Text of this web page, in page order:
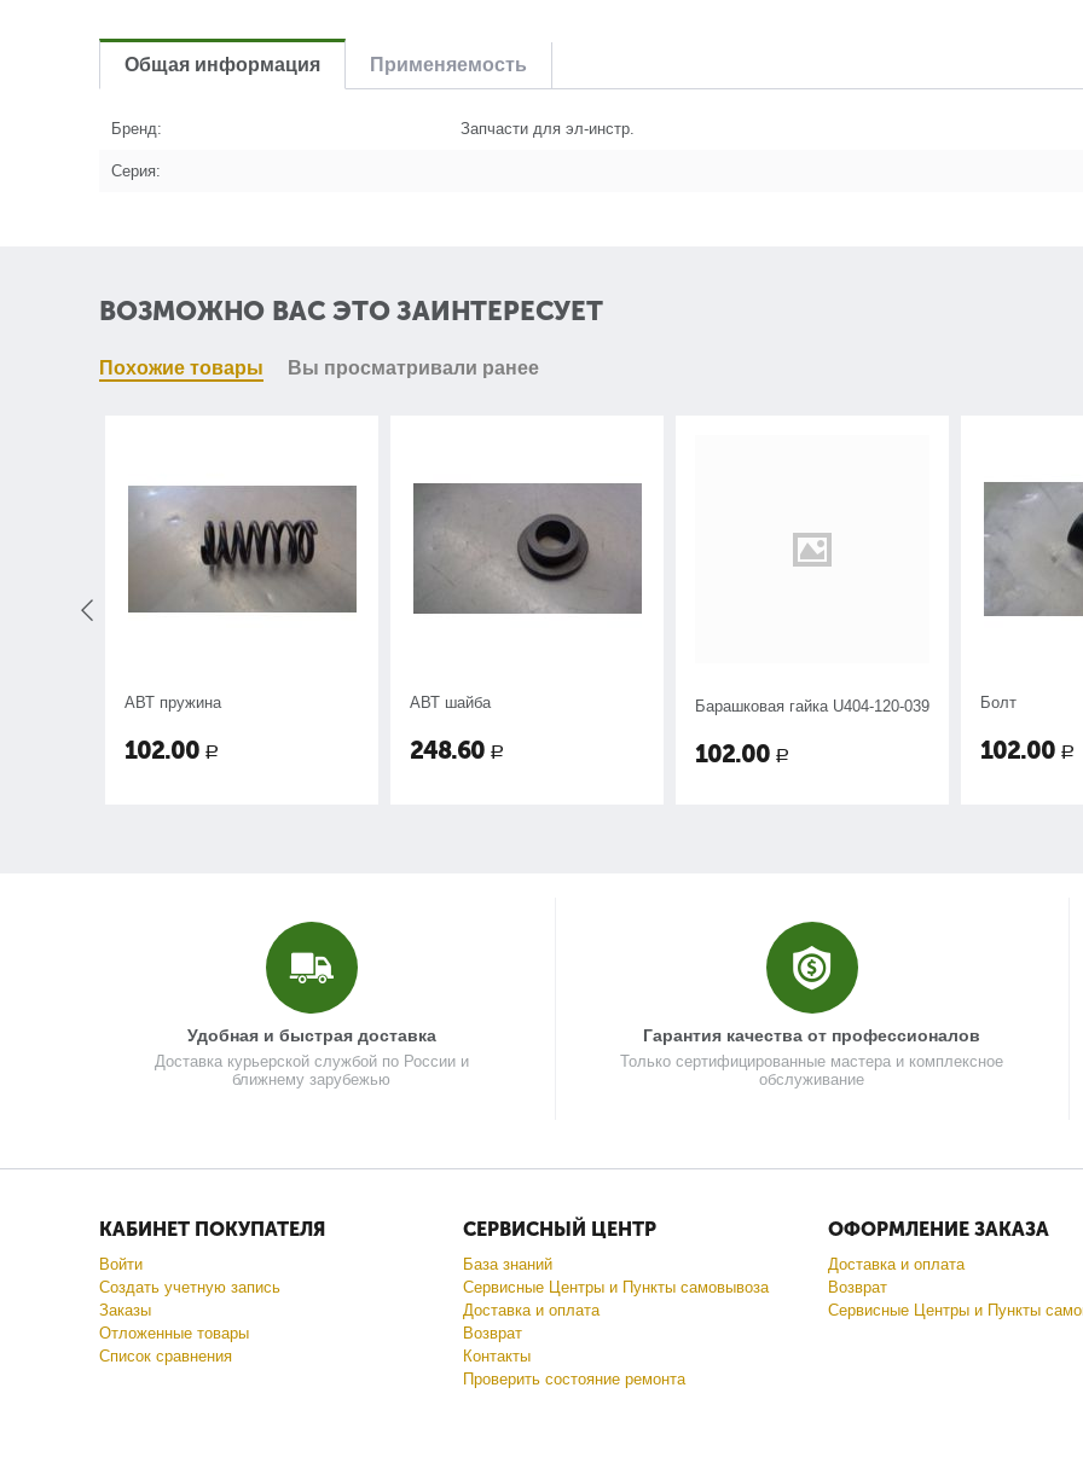
Общая информация Применяемость
Бренд: Запчасти для эл-инстр.
Серия:
ВОЗМОЖНО ВАС ЭТО ЗАИНТЕРЕСУЕТ
Похожие товары Вы просматривали ранее
АВТ пружина
102.00 Р
АВТ шайба
248.60 Р
Барашковая гайка U404-120-039
102.00 Р
Болт
102.00 Р
Удобная и быстрая доставка
Доставка курьерской службой по России и
ближнему зарубежью
Гарантия качества от профессионалов
Только сертифицированные мастера и комплексное
обслуживание
КАБИНЕТ ПОКУПАТЕЛЯ
Войти
Создать учетную запись
Заказы
Отложенные товары
Список сравнения
СЕРВИСНЫЙ ЦЕНТР
База знаний
Сервисные Центры и Пункты самовывоза
Доставка и оплата
Возврат
Контакты
Проверить состояние ремонта
ОФОРМЛЕНИЕ ЗАКАЗА
Доставка и оплата
Возврат
Сервисные Центры и Пункты